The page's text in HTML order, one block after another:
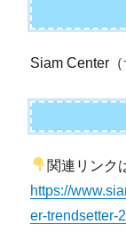
Siam Center（
関連リンク
https://
er-trendsetter-